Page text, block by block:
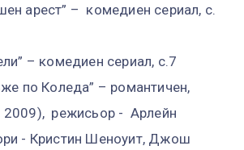
арест” – комедиен сериал, с.
– комедиен сериал, с.7
по Коледа” – романтичен,
режисьор - Арлейн
- Кристин Шеноуит, Джош